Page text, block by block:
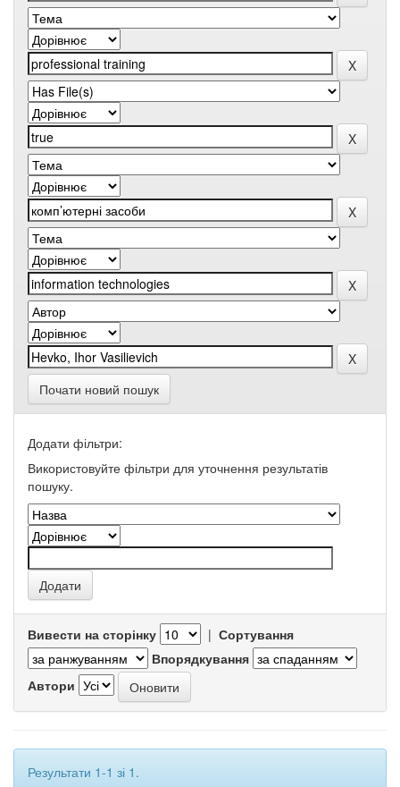
Почати новий пошук
Додати фільтри:
Використовуйте фільтри для уточнення результатів
пошуку.
Вивести на сторінку | Сортування
Впорядкування
Автори
Результати 1-1 зі 1.